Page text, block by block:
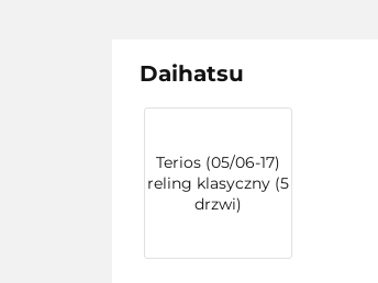
Daihatsu
Terios (05/06-17)
reling klasyczny (5
drzwi)